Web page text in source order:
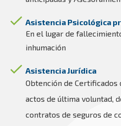
Asistencia Psicológica
En el lugar de
inhumación
Asistencia Jurídica
Obtención de Certificados
actos de última voluntad,
contratos de seguros de